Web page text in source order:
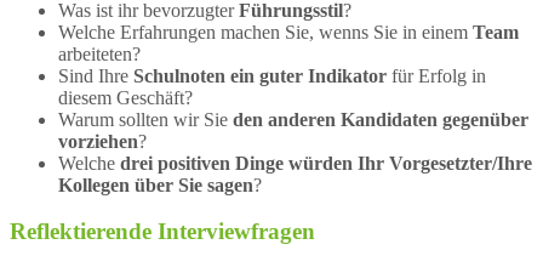
Was ist ihr bevorzugterFührungsstil?
Welche Erfahrungen machen Sie, wenns Sie in einem Team
arbeiteten?
Sind Ihre Schulnoten ein guter Indikator für Erfolg in
diesem Geschäft?
Warum sollten wir Sie den anderen Kandidaten gegenüber
vorziehen?
Welche drei positiven Dinge würden Ihr Vorgesetzter/Ihre
Kollegen über Sie sagen?
Reflektierende Interviewfragen